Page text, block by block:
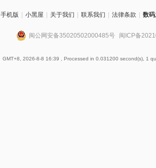
手机版 小黑屋 关于我们 联系我们 法律条款 数
闽公网安备35020502000485号 闽ICP备
GMT+8, 2026-8-8 16:39 , Processed in 0.031200 second(s), 1